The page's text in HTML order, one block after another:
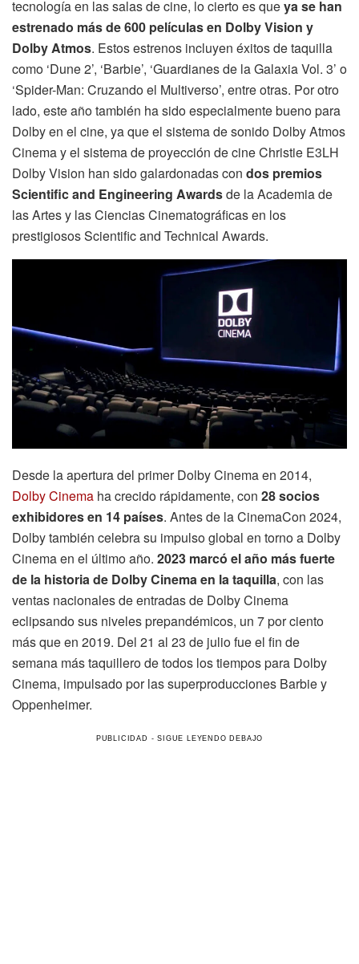
tecnología en las salas de cine, lo cierto es queya se han
estrenado más de 600 películas en Dolby Vision y
Dolby Atmos. Estos estrenos incluyen éxitos de taquilla
como ‘Dune 2’, ‘Barbie’, ‘Guardianes de la Galaxia Vol. 3’ o
‘Spider-Man: Cruzando el Multiverso’, entre otras. Por otro
lado, este año también ha sido especialmente bueno para
Dolby en el cine, ya que el sistema de sonido Dolby Atmos
Cinema y el sistema de proyección de cine Christie E3LH
Dolby Vision han sido galardonadas con dos premios
Scientific and Engineering Awardsde la Academia de
las Artes y las Ciencias Cinematográficas en los
prestigiosos Scientific and Technical Awards.
Desde la apertura del primer Dolby Cinema en 2014,
Dolby Cinema ha crecido rápidamente, con 28 socios
exhibidores en 14 países. Antes de la CinemaCon 2024,
Dolby también celebra su impulso global en torno a Dolby
Cinema en el último año. 2023 marcó el año más fuerte
de la historia de Dolby Cinema en la taquilla, con las
ventas nacionales de entradas de Dolby Cinema
eclipsando sus niveles prepandémicos, un 7 por ciento
más que en 2019. Del 21 al 23 de julio fue el fin de
semana más taquillero de todos los tiempos para Dolby
Cinema, impulsado por las superproducciones Barbie y
Oppenheimer.